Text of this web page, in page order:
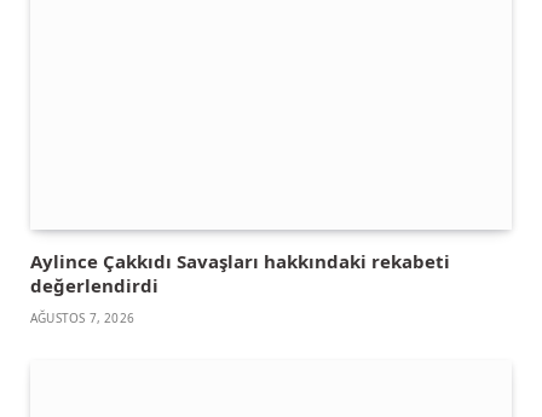
Aylince Çakkıdı Savaşları hakkındaki rekabeti
değerlendirdi
AĞUSTOS 7, 2026